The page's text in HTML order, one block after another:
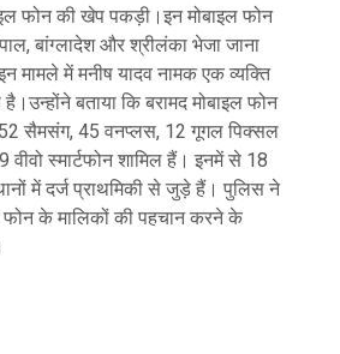
फोन की खेप पकड़ी।इन मोबाइल फोन
बांग्लादेश और श्रीलंका भेजा जाना
मामले में मनीष यादव नामक एक व्यक्ति
है।उन्होंने बताया कि बरामद मोबाइल फोन
सैमसंग, 45 वनप्लस, 12 गूगल पिक्सल
स्मार्टफोन शामिल हैं। इनमें से 18
में दर्ज प्राथमिकी से जुड़े हैं। पुलिस ने
फोन के मालिकों की पहचान करने के